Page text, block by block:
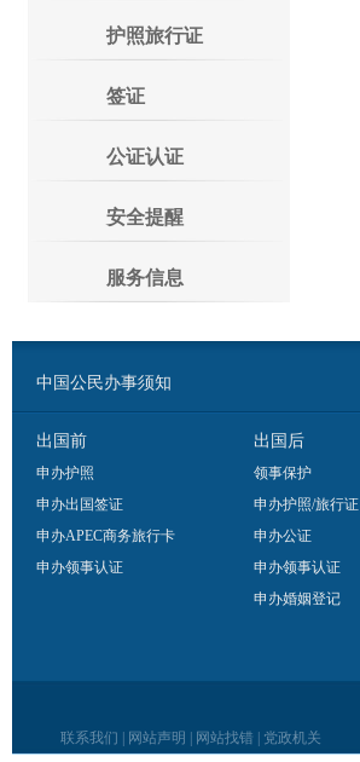
护照旅行证
签证
公证认证
安全提醒
服务信息
中国公民办事须知
出国前
申办护照
申办出国签证
申办APEC商务旅行卡
申办领事认证
出国后
领事保护
申办护照/旅行证
申办公证
申办领事认证
申办婚姻登记
联系我们 网站声明 网站找错 党政机关